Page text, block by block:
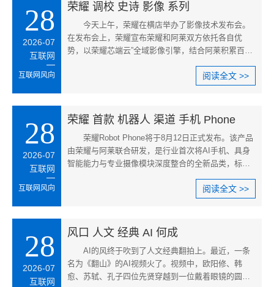
28
2026-07
互联网
互联网风向
荣耀 调校 史诗 影像 系列
今天上午，荣耀在横店举办了影像技术发布会。
在发布会上，荣耀宣布荣耀和阿莱双方依托各自优
势，以荣耀芯端云”全域影像引擎，结合阿莱积累百年
阅读全文 >>
28
2026-07
互联网
互联网风向
荣耀 首款 机器人 渠道 手机 Phone
荣耀Robot Phone将于8月12日正式发布。该产品
由荣耀与阿莱联合研发，是行业首次将AI手机、具身
智能能力与专业摄像模块深度整合的全新品类，标志
阅读全文 >>
28
2026-07
互联网
风口 人文 经典 AI 何成
​AI的风终于吹到了人文经典翻拍上。最近，一条
名为《翻山》的AI视频火了。视频中，欧阳修、韩
愈、苏轼、孔子四位先贤穿越到一位戴着眼镜的圆脸